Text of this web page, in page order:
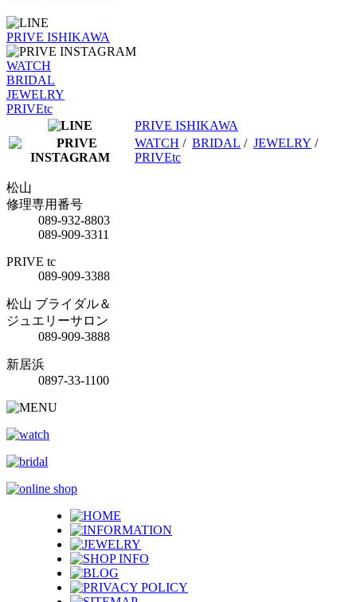
PRIVE ISHIKAWA
WATCH
BRIDAL
JEWELRY
PRIVEtc
PRIVE ISHIKAWA
WATCH / BRIDAL / JEWELRY /
PRIVEtc
松山
修理専用番号
089-932-8803
089-909-3311
PRIVE tc
089-909-3388
松山 ブライダル＆
ジュエリーサロン
089-909-3888
新居浜
0897-33-1100